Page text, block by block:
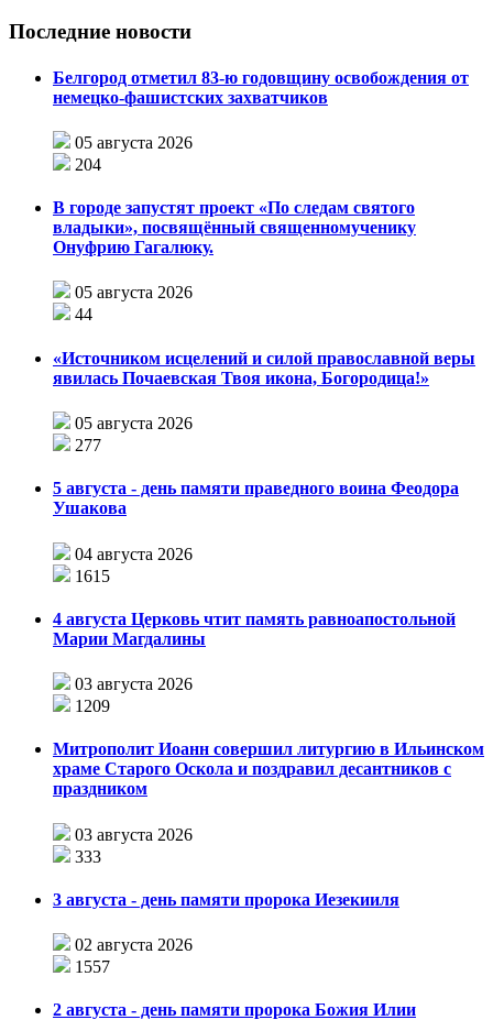
Последние новости
Белгород отметил 83-ю годовщину освобождения от
немецко-фашистских захватчиков
05 августа 2026
204
В городе запустят проект «По следам святого
владыки», посвящённый священномученику
Онуфрию Гагалюку.
05 августа 2026
44
«Источником исцелений и силой православной веры
явилась Почаевская Твоя икона, Богородица!»
05 августа 2026
277
5 августа - день памяти праведного воина Феодора
Ушакова
04 августа 2026
1615
4 августа Церковь чтит память равноапостольной
Марии Магдалины
03 августа 2026
1209
Митрополит Иоанн совершил литургию в Ильинском
храме Старого Оскола и поздравил десантников с
праздником
03 августа 2026
333
3 августа - день памяти пророка Иезекииля
02 августа 2026
1557
2 августа - день памяти пророка Божия Илии